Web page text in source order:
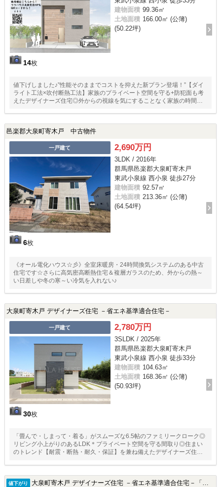
14枚
建物面積 99.36㎡
土地面積 166.00㎡ (公簿)
(50.22坪)
値下げしました♪”性能そのままでコストを抑えた新プラン登場！”【ダイ
ライト工法×吹付断熱工法】家族のプライベート空間を守る+防犯面も考
えたデザイナーズ住宅◎外からの視線を気にすることなく家族の時間を
邑楽郡大泉町寄木戸 中古物件
一戸建て
6枚
2,690万円
3LDK / 2016年
群馬県邑楽郡大泉町寄木戸
東武小泉線 西小泉 徒歩27分
建物面積 92.57㎡
土地面積 213.36㎡ (公簿)
(64.54坪)
《オール電化ハウス☆彡》全室床暖房・24時間換気システムのある中古
住宅です☆さらに高気密高断熱住宅＆複層ガラスのため、外からの熱～
い日差しや冬の寒～い冷気を入れない♪
大泉町寄木戸 デザイナーズ住宅 －省エネ基準適合住宅－
一戸建て
30枚
2,780万円
3SLDK / 2025年
群馬県邑楽郡大泉町寄木戸
東武小泉線 西小泉 徒歩33分
建物面積 104.63㎡
土地面積 168.36㎡ (公簿)
(50.93坪)
「畳んで・しまって・着る」がスムーズな6.5帖のファミリークローク◎
リビング小上がりのあるLDK＊プライベート空間を守る間取り◎住まい
のトレンド【耐震・断熱・耐久・保証】を兼ね備えたデザイナーズ住宅
値下がり 大泉町寄木戸 デザイナーズ住宅 －省エネ基準適合住宅－「見学予約受付中」